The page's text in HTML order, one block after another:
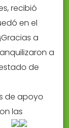
recibió
en el
a
a
de
de apoyo
las